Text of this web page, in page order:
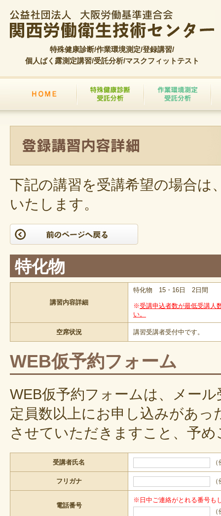
特殊健康診断/作業環境測定/登録講習/
個人ばく露測定講習/受託分析/マスクフィットテスト
下記の講習を受講希望の場合は
いたします。
特化物
講習内容詳細
特化物 15・16日 2日間
※受講申込者数が最低受講人
い。
空席状況 講習受講者受付中です。
WEB仮予約フォーム
WEB仮予約フォームは、メー
定員数以上にお申し込みがあ
させていただきますこと、予め
受講者氏名
フリガナ
電話番号
※日中ご連絡がとれる番号も